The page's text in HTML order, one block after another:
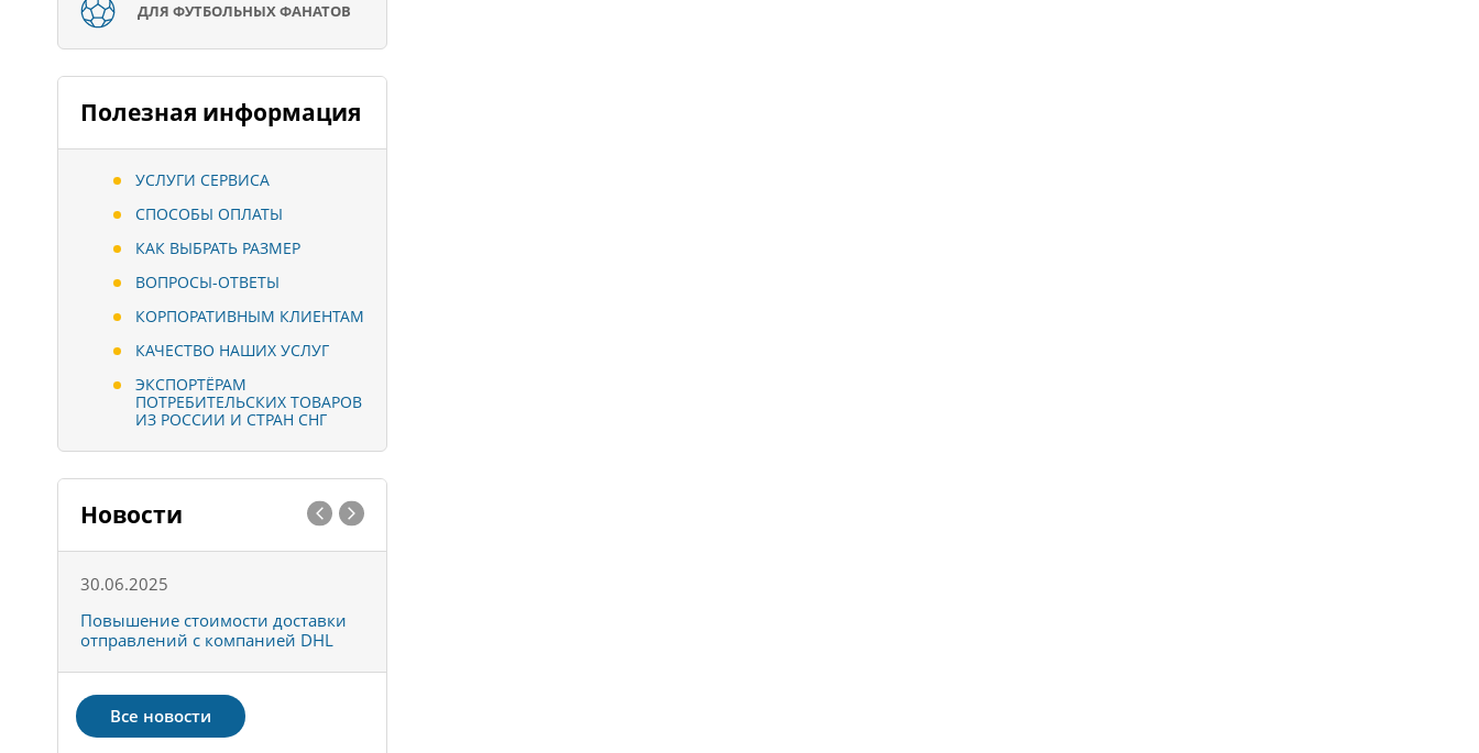
ДЛЯ ФУТБОЛЬНЫХ ФАНАТОВ
Полезная информация
УСЛУГИ СЕРВИСА
СПОСОБЫ ОПЛАТЫ
КАК ВЫБРАТЬ РАЗМЕР
ВОПРОСЫ-ОТВЕТЫ
КОРПОРАТИВНЫМ КЛИЕНТАМ
КАЧЕСТВО НАШИХ УСЛУГ
ЭКСПОРТЁРАМ
ПОТРЕБИТЕЛЬСКИХ ТОВАРОВ
ИЗ РОССИИ И СТРАН СНГ
Новости
30.06.2025
Повышение стоимости доставки
отправлений с компанией DHL
Все новости